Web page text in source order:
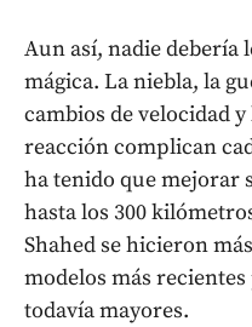
Aun así, nadie debería
mágica. La niebla, la
cambios de velocidad
reacción complican
ha tenido que mejorar
hasta los 300
Shahed se hicieron
modelos más
todavía mayores.